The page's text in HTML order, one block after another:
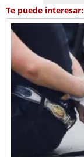
Te puede interesar: